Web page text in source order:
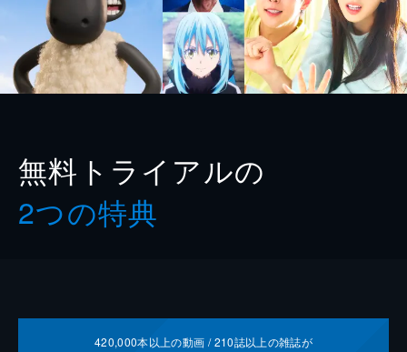
無料トライアルの
2つの特典
420,000本以上の動画 /210誌以上の雑誌が